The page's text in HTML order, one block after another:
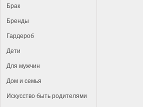
Брак
Бренды
Гардероб
Дети
Для мужчин
Дом и семья
Искусство быть родителями